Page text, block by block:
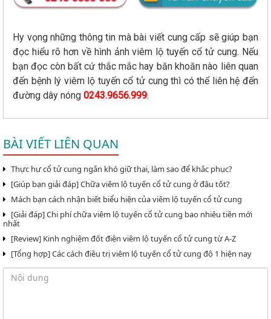
Hy vọng những thông tin mà bài viết cung cấp sẽ giúp bạn
đọc hiểu rõ hơn về hình ảnh viêm lộ tuyến cổ tử cung. Nếu
bạn đọc còn bất cứ thắc mắc hay băn khoăn nào liên quan
đến bệnh lý viêm lộ tuyến cổ tử cung thì có thể liên hệ đến
đường dây nóng 0243.9656.999.
BÀI VIẾT LIÊN QUAN
Thực hư cổ tử cung ngắn khó giữ thai, làm sao để khắc phục?
[Giúp bạn giải đáp] Chữa viêm lộ tuyến cổ tử cung ở đâu tốt?
Mách bạn cách nhận biết biểu hiện của viêm lộ tuyến cổ tử cung
[Giải đáp] Chi phí chữa viêm lộ tuyến cổ tử cung bao nhiêu tiền mới
nhất
[Review] Kinh nghiệm đốt điện viêm lộ tuyến cổ tử cung từ A-Z
[Tổng hợp] Các cách điều trị viêm lộ tuyến cổ tử cung độ 1 hiện nay